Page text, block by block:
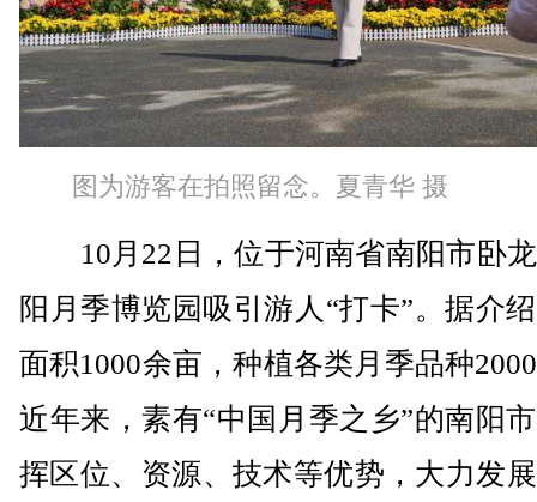
图为游客在拍照留念。夏青华 摄
10月22日，位于河南省南阳市卧
阳月季博览园吸引游人“打卡”。据介
面积1000余亩，种植各类月季品种
近年来，素有“中国月季之乡”的南阳
挥区位、资源、技术等优势，大力发